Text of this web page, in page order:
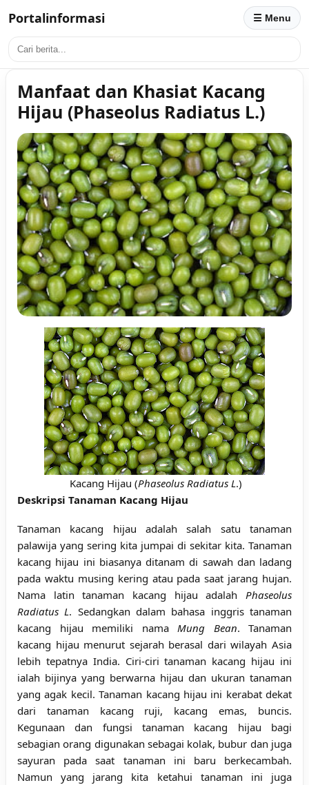
Portalinformasi ☰ Menu
Manfaat dan Khasiat Kacang
Hijau (Phaseolus Radiatus L.)
Kacang Hijau (Phaseolus Radiatus L.)
Deskripsi Tanaman Kacang Hijau
Tanaman kacang hijau adalah salah satu tanaman
palawija yang sering kita jumpai di sekitar kita. Tanaman
kacang hijau ini biasanya ditanam di sawah dan ladang
pada waktu musing kering atau pada saat jarang hujan.
Nama latin tanaman kacang hijau adalah Phaseolus
Radiatus L. Sedangkan dalam bahasa inggris tanaman
kacang hijau memiliki nama Mung Bean. Tanaman
kacang hijau menurut sejarah berasal dari wilayah Asia
lebih tepatnya India. Ciri-ciri tanaman kacang hijau ini
ialah bijinya yang berwarna hijau dan ukuran tanaman
yang agak kecil. Tanaman kacang hijau ini kerabat dekat
dari tanaman kacang ruji, kacang emas, buncis.
Kegunaan dan fungsi tanaman kacang hijau bagi
sebagian orang digunakan sebagai kolak, bubur dan juga
sayuran pada saat tanaman ini baru berkecambah.
Namun yang jarang kita ketahui tanaman ini juga